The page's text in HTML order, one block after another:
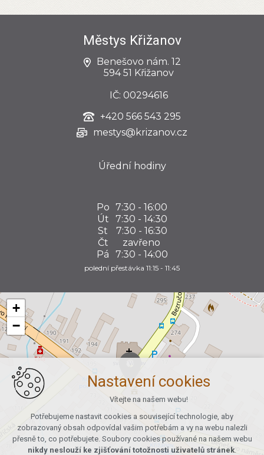
Městys Křižanov
Benešovo nám. 12
594 51 Křižanov
IČ: 00294616
+420 566 543 295
mestys@krizanov.cz
Úřední hodiny
Po 7:30 - 16:00
Út
7:30 - 14:30
St
7:30 - 16:30
Čt
zavřeno
Pá
7:30 - 14:00
polední přestávka 11:15 - 11:45
+
−
Nastavení cookies
Vítejte na našem webu!
Potřebujeme nastavit cookies a související technologie, aby
zobrazovaný obsah odpovídal vašim potřebám a vy na webu nalezli
přesně to, co potřebujete. Soubory cookies používané na našem webu
nikdy neslouží ke zjišťování totožnosti uživatelů stránek.